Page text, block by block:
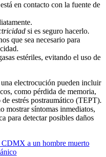
en contacto con la fuente de
si es seguro hacerlo.
que sea necesario para
estériles, evitando el uso de
electrocución pueden incluir
como pérdida de memoria,
estrés postraumático (TEPT).
mostrar síntomas inmediatos,
para detectar posibles daños
a un hombre muerto